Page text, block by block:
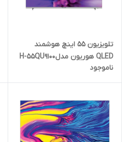
تلویزیون 55 اینچ هوشمند
QLED هوریون مدلH-55QU9100
ناموجود